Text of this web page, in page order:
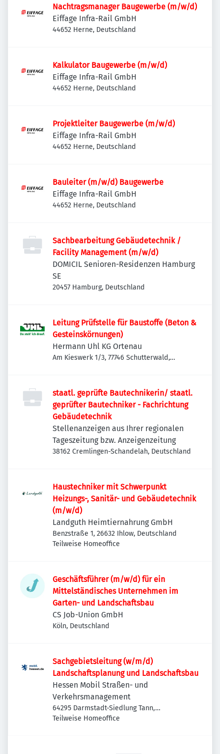
Nachtragsmanager Baugewerbe (m/w/d)
Eiffage Infra-Rail GmbH
44652 Herne, Deutschland
Kalkulator Baugewerbe (m/w/d)
Eiffage Infra-Rail GmbH
44652 Herne, Deutschland
Projektleiter Baugewerbe (m/w/d)
Eiffage Infra-Rail GmbH
44652 Herne, Deutschland
Bauleiter (m/w/d) Baugewerbe
Eiffage Infra-Rail GmbH
44652 Herne, Deutschland
Sachbearbeitung Gebäudetechnik /
Facility Management (m/w/d)
DOMICIL Senioren-Residenzen Hamburg
SE
20457 Hamburg, Deutschland
Leitung Prüfstelle für Baustoffe (Beton &
Gesteinskörnungen)
Hermann Uhl KG Ortenau
Am Kieswerk 1/3, 77746 Schutterwald,
staatl. geprüfte Bautechnikerin/ staatl.
geprüfter Bautechniker - Fachrichtung
Gebäudetechnik
Stellenanzeigen aus Ihrer regionalen
Tageszeitung bzw. Anzeigenzeitung
38162 Cremlingen-Schandelah, Deutschland
Haustechniker mit Schwerpunkt
Heizungs-, Sanitär- und Gebäudetechnik
(m/w/d)
Landguth Heimtiernahrung GmbH
Benzstraße 1, 26632 Ihlow, Deutschland
Teilweise Homeoffice
Geschäftsführer (m/w/d) für ein
Mittelständisches Unternehmen im
Garten- und Landschaftsbau
CS Job-Union GmbH
Köln, Deutschland
Sachgebietsleitung (w/m/d)
Landschaftsplanung und Landschaftsbau
Hessen Mobil Straßen- und
Verkehrsmanagement
64295 Darmstadt-Siedlung Tann,
Deutschland
Teilweise Homeoffice